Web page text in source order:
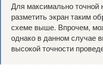
Для максимально точной
разметить экран таким
схеме выше. Впрочем,
однако в данном случае
высокой точности